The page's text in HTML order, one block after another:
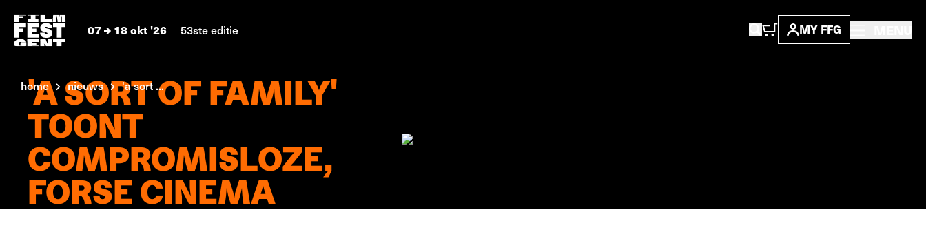
07 18 okt '26 53ste editie MY FFG
home nieuws 'a sort ...
'A SORT OF FAMILY'
TOONT
COMPROMISLOZE,
FORSE CINEMA